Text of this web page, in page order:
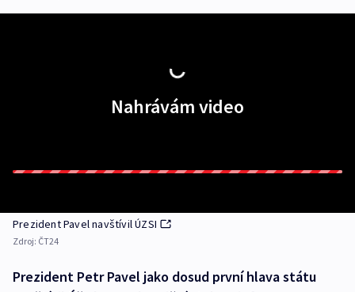
Nahrávám video
Prezident Pavel navštívil ÚZSI
Zdroj: ČT24
Prezident Petr Pavel jako dosud první hlava státu